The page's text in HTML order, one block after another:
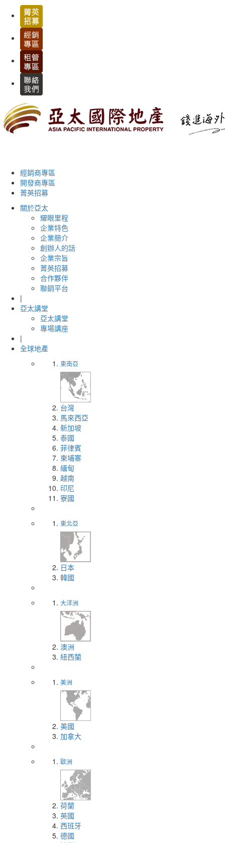
經銷商專區
開發商專區
菁英招募
關於亞太
耀眼里程
企業特色
企業簡介
創辦人的話
企業宗旨
菁英招募
合作夥伴
聯銷平台
|
亞太講堂
亞太講堂
專場講座
|
全球地產
東南亞
台灣
馬來西亞
新加坡
泰國
菲律賓
柬埔寨
緬甸
越南
印尼
寮國
東北亞
日本
韓國
大洋洲
澳洲
紐西蘭
美洲
美國
加拿大
歐洲
荷蘭
英國
西班牙
德國